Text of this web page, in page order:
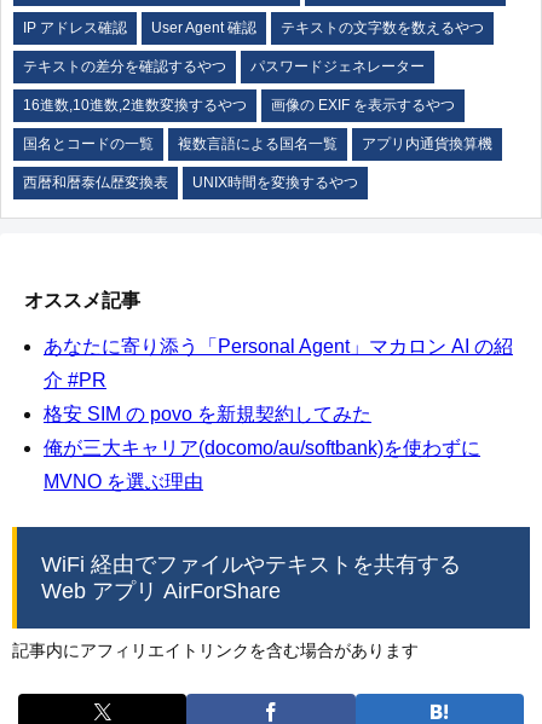
IP アドレス確認 User Agent 確認 テキストの文字数を数えるやつ
テキストの差分を確認するやつ パスワードジェネレーター
16進数,10進数,2進数変換するやつ 画像の EXIF を表示するやつ
国名とコードの一覧 複数言語による国名一覧 アプリ内通貨換算機
西暦和暦泰仏歴変換表 UNIX時間を変換するやつ
オススメ記事
あなたに寄り添う「Personal Agent」マカロン AI の紹
介 #PR
格安 SIM の povo を新規契約してみた
俺が三大キャリア(docomo/au/softbank)を使わずに
MVNO を選ぶ理由
WiFi 経由でファイルやテキストを共有する
Web アプリ AirForShare
記事内にアフィリエイトリンクを含む場合があります